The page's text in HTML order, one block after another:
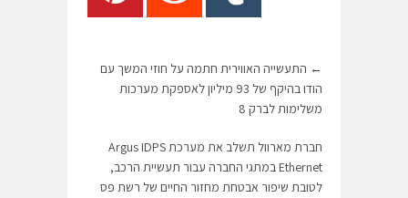
← התעשייה האווירית חתמה על חוזי המשך עם
הודו בהיקף של 93 מיליון לאספקת מערכות
משלימות לברק 8
חברת מארוול תשלב את מערכת Argus IDPS
Ethernet במתגי החברה עבור תעשיית הרכב,
לטובת שיפור אבטחת מחזור החיים של רשת פס